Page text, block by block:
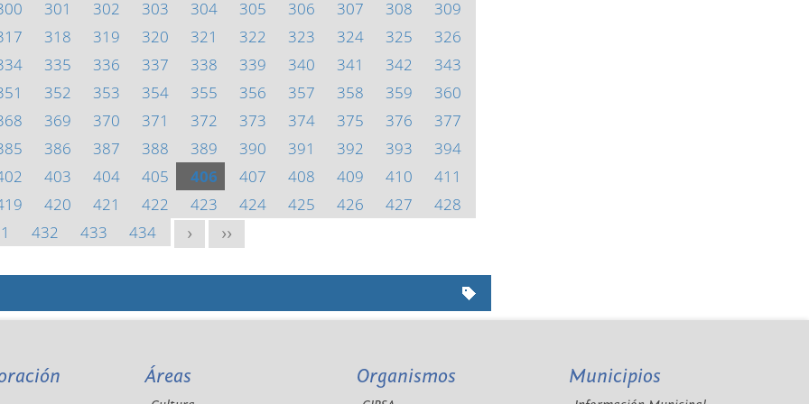
301 302 303 304 305 306 307 308
309
318 319 320 321 322 323 324 325
326
335 336 337 338 339 340 341 342
343
352 353 354 355 356 357 358 359
360
369 370 371 372 373 374 375 376
377
386 387 388 389 390 391 392 393
394
403 404 405 406 407 408 409 410
411
420 421 422 423 424 425 426 427
428
432 433 434 > >>
Áreas Organismos Municipios